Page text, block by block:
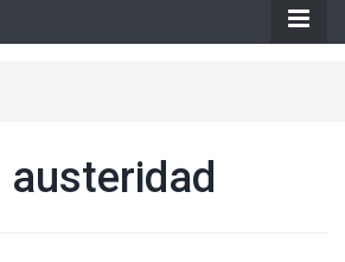
austeridad